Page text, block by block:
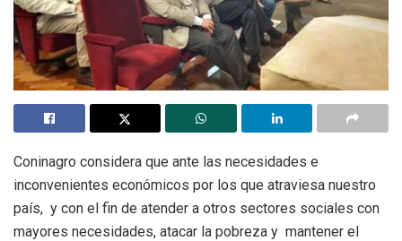
Coninagro considera que ante las necesidades e
inconvenientes económicos por los que atraviesa nuestro
país, y con el fin de atender a otros sectores sociales con
mayores necesidades, atacar la pobreza y mantener el